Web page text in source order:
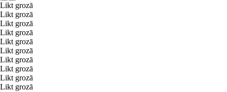
Likt grozā
Likt grozā
Likt grozā
Likt grozā
Likt grozā
Likt grozā
Likt grozā
Likt grozā
Likt grozā
Likt grozā